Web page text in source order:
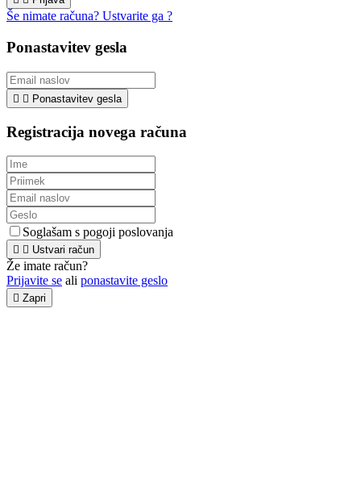
Še nimate računa? Ustvarite ga ?
Ponastavitev gesla
  Ponastavitev gesla
Registracija novega računa
Soglašam s pogoji poslovanja
  Ustvari račun
Že imate račun?
Prijavite se ali ponastavite geslo
 Zapri